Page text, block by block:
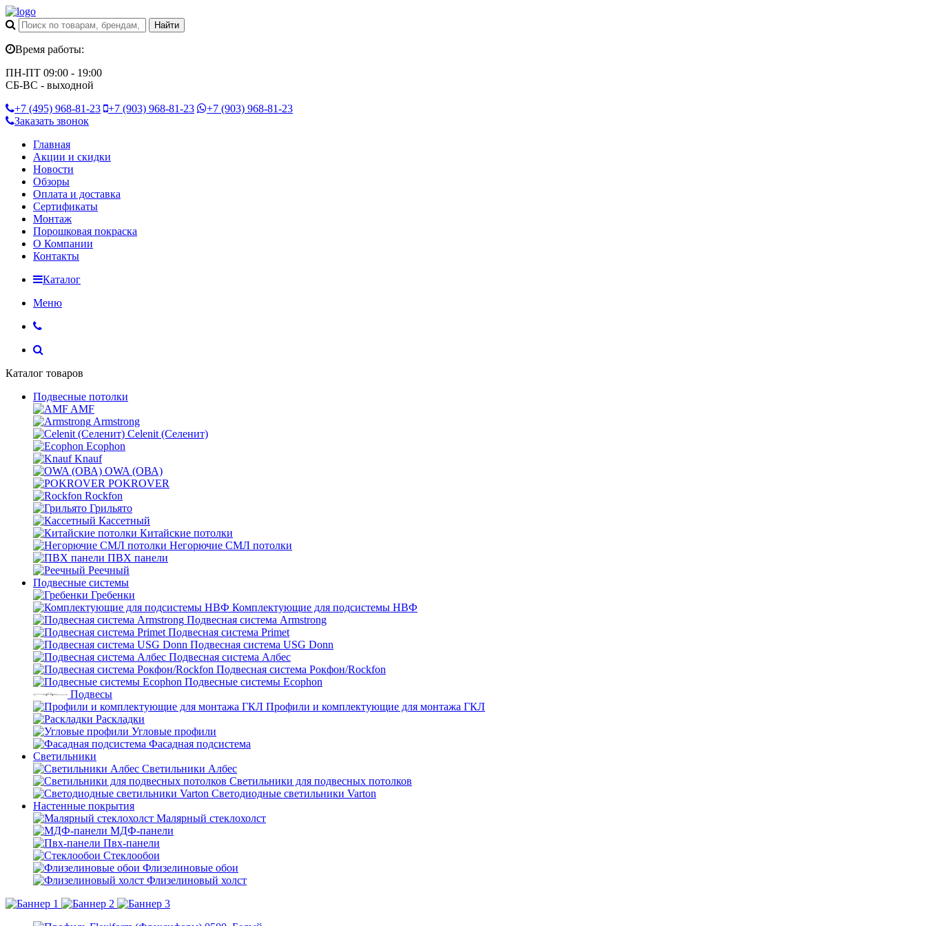
Время работы:
ПН-ПТ 09:00 - 19:00
СБ-ВС - выходной
+7 (495) 968-81-23 +7 (903) 968-81-23 +7 (903) 968-81-23
Заказать звонок
Главная
Акции и скидки
Новости
Обзоры
Оплата и доставка
Сертификаты
Монтаж
Порошковая покраска
О Компании
Контакты
Каталог
Меню
Каталог товаров
Подвесные потолки
AMF
Armstrong
Celenit (Селенит)
Ecophon
Knauf
OWA (ОВА)
POKROVER
Rockfon
Грильято
Кассетный
Китайские потолки
Негорючие СМЛ потолки
ПВХ панели
Реечный
Подвесные системы
Гребенки
Комплектующие для подсистемы НВФ
Подвесная система Armstrong
Подвесная система Primet
Подвесная система USG Donn
Подвесная система Албес
Подвесная система Рокфон/Rockfon
Подвесные системы Ecophon
Подвесы
Профили и комплектующие для монтажа ГКЛ
Раскладки
Угловые профили
Фасадная подсистема
Светильники
Светильники Албес
Светильники для подвесных потолков
Светодиодные светильники Varton
Настенные покрытия
Малярный стеклохолст
МДФ-панели
Пвх-панели
Стеклообои
Флизелиновые обои
Флизелиновый холст